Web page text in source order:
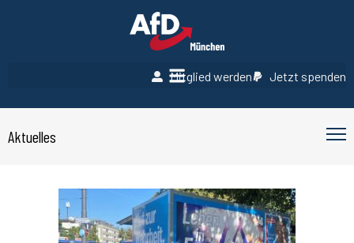
Mitglied werden Jetzt spenden
Aktuelles